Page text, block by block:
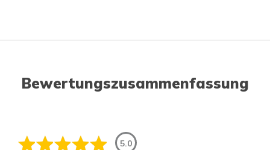
Bewertungszusammenfassung
5.0